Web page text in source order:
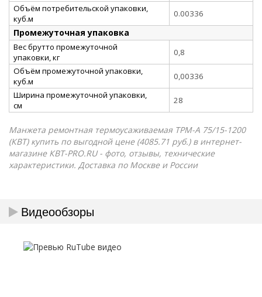
Объём потребительской упаковки,
куб.м
0.00336
Промежуточная упаковка
Вес брутто промежуточной
упаковки, кг
0,8
Объём промежуточной упаковки,
куб.м
0,00336
Ширина промежуточной упаковки,
см
28
Манжета ремонтная термоусаживаемая ТРМ-А 75/15-1200
(КВТ) купить по выгодной цене (4085.71 руб.) в интернет-
магазине КВТ-PRO.RU - фото, отзывы, технические
характеристики. Доставка по Москве и России
Видеообзоры